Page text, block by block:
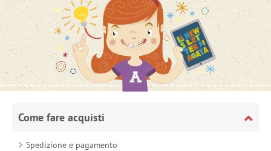
Come fare acquisti
Spedizione e pagamento